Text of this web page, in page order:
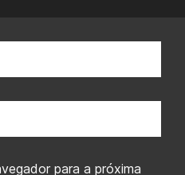
para a próxima